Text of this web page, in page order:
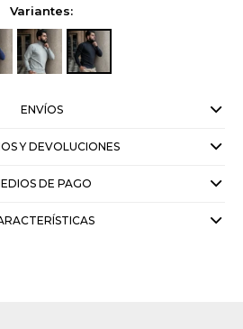
Variantes:
ENVÍOS
Y DEVOLUCIONES
DE PAGO